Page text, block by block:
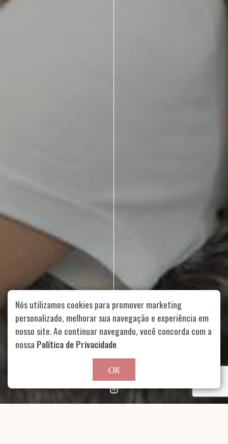
Rua Aurélia, 1714 – Vila Romana, São Paulo – SP | 55 11
99178-5848 | contato@nucleofood.com
Role para continar
Nós utilizamos cookies para promover marketing
personalizado, melhorar sua navegação e experiência em
nosso site. Ao continuar navegando, você concorda com a
nossa Política de Privacidade
OK